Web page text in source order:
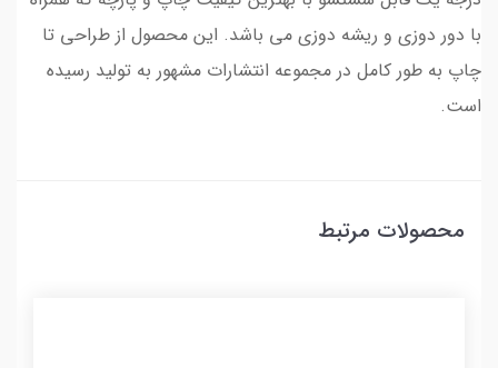
با دور دوزی و ریشه دوزی می باشد. این محصول از طراحی تا
چاپ به طور کامل در مجموعه انتشارات مشهور به تولید رسیده
است.
محصولات مرتبط